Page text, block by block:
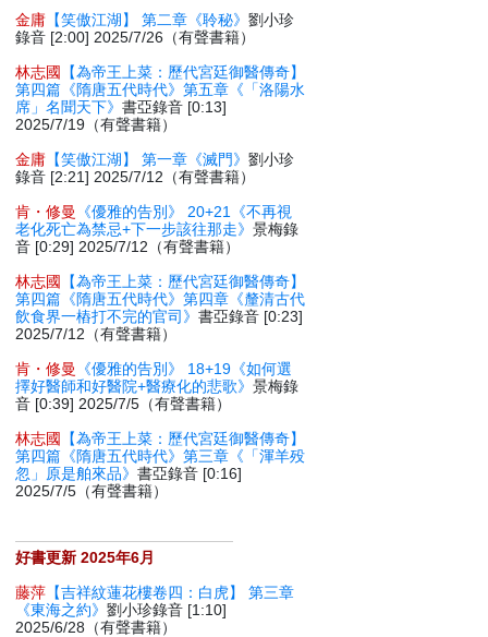
金庸 【笑傲江湖】 第二章《聆秘》劉小珍
錄音 [2:00] 2025/7/26（有聲書籍）
林志國
【為帝王上菜：歷代宮廷御醫傳奇】
第四篇《隋唐五代時代》第五章《「洛陽水
席」名聞天下》書亞錄音 [0:13]
2025/7/19（有聲書籍）
金庸 【笑傲江湖】 第一章《滅門》劉小珍
錄音 [2:21] 2025/7/12（有聲書籍）
肯・修曼
《優雅的告別》 20+21《不再視
老化死亡為禁忌+下一步該往那走》景梅錄
音 [0:29] 2025/7/12（有聲書籍）
林志國
【為帝王上菜：歷代宮廷御醫傳奇】
第四篇《隋唐五代時代》第四章《釐清古代
飲食界一樁打不完的官司》書亞錄音 [0:23]
2025/7/12（有聲書籍）
肯・修曼
《優雅的告別》 18+19《如何選
擇好醫師和好醫院+醫療化的悲歌》景梅錄
音 [0:39] 2025/7/5（有聲書籍）
林志國
【為帝王上菜：歷代宮廷御醫傳奇】
第四篇《隋唐五代時代》第三章《「渾羊殁
忽」原是舶來品》書亞錄音 [0:16]
2025/7/5（有聲書籍）
好書更新 2025年6月
藤萍 【吉祥紋蓮花樓卷四：白虎】 第三章
《東海之約》劉小珍錄音 [1:10]
2025/6/28（有聲書籍）